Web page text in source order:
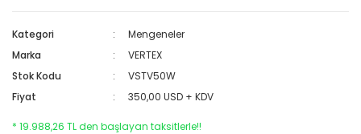
Kategori
Mengeneler
Marka
VERTEX
Stok Kodu
VSTV50W
Fiyat
350,00 USD + KDV
* 19.988,26 TL den başlayan taksitlerle!!